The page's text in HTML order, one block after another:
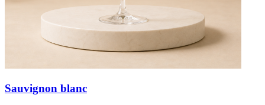
Sauvignon blanc